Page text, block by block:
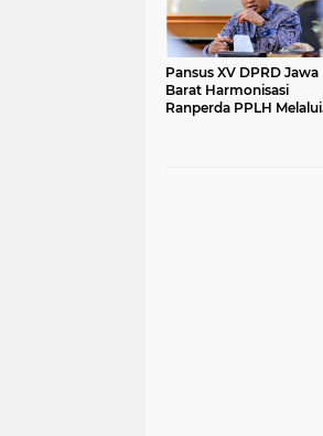
Pansus XV DPRD Jawa
Barat Harmonisasi
Ranperda PPLH Melalui